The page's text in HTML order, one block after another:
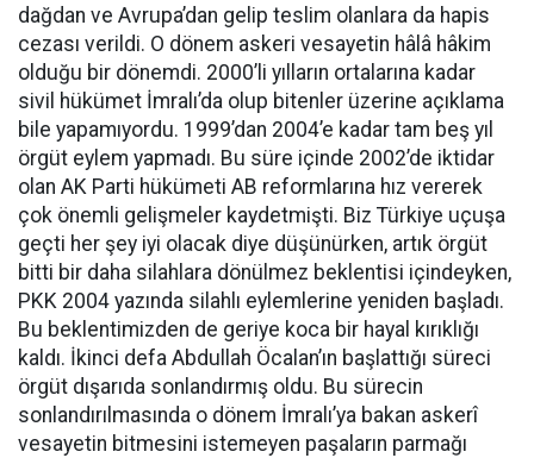
dağdan ve Avrupa’dan gelip teslim olanlara da hapis
cezası verildi. O dönem askeri vesayetin hâlâ hâkim
olduğu bir dönemdi. 2000’li yılların ortalarına kadar
sivil hükümet İmralı’da olup bitenler üzerine açıklama
bile yapamıyordu. 1999’dan 2004’e kadar tam beş yıl
örgüt eylem yapmadı. Bu süre içinde 2002’de iktidar
olan AK Parti hükümeti AB reformlarına hız vererek
çok önemli gelişmeler kaydetmişti. Biz Türkiye uçuşa
geçti her şey iyi olacak diye düşünürken, artık örgüt
bitti bir daha silahlara dönülmez beklentisi içindeyken,
PKK 2004 yazında silahlı eylemlerine yeniden başladı.
Bu beklentimizden de geriye koca bir hayal kırıklığı
kaldı. İkinci defa Abdullah Öcalan’ın başlattığı süreci
örgüt dışarıda sonlandırmış oldu. Bu sürecin
sonlandırılmasında o dönem İmralı’ya bakan askerî
vesayetin bitmesini istemeyen paşaların parmağı